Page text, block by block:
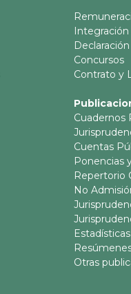
Concursos
Contrato y
Cuadernos
Cuentas
Ponencias
Repertorio
No
Estadísticas
Otras